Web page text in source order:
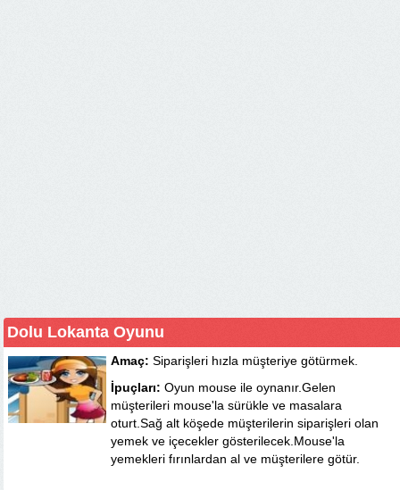
Dolu Lokanta Oyunu
Amaç: Siparişleri hızla müşteriye götürmek.
İpuçları: Oyun mouse ile oynanır.Gelen
müşterileri mouse'la sürükle ve masalara
oturt.Sağ alt köşede müşterilerin siparişleri olan
yemek ve içecekler gösterilecek.Mouse'la
yemekleri fırınlardan al ve müşterilere götür.